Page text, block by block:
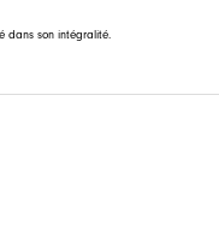
dans son intégralité.